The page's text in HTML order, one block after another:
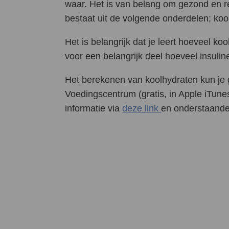
waar. Het is van belang om gezond en
bestaat uit de volgende onderdelen;
Het is belangrijk dat je leert hoeveel
voor een belangrijk deel hoeveel
Het berekenen van koolhydraten kun
Voedingscentrum (gratis, in Apple
informatie via deze linken